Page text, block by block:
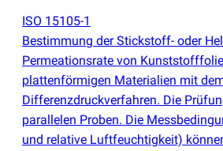
ISO 15105-1
Bestimmung der Stickstoff- oder
Permeationsrate von
plattenförmigen Materialien mit
Differenzdruckverfahren. Die
parallelen Proben. Die
und relative Luftfeuchtigkeit)